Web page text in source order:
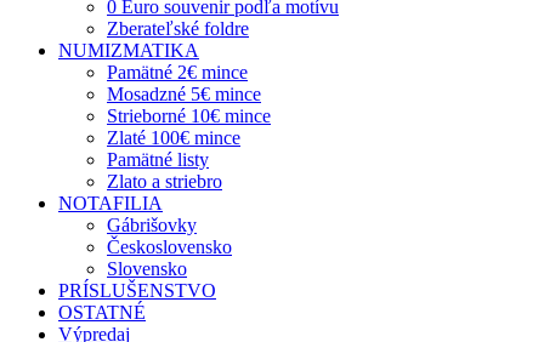
0 Euro souvenir podľa motívu
Zberateľské foldre
NUMIZMATIKA
Pamätné 2€ mince
Mosadzné 5€ mince
Strieborné 10€ mince
Zlaté 100€ mince
Pamätné listy
Zlato a striebro
NOTAFILIA
Gábrišovky
Československo
Slovensko
PRÍSLUŠENSTVO
OSTATNÉ
Výpredaj